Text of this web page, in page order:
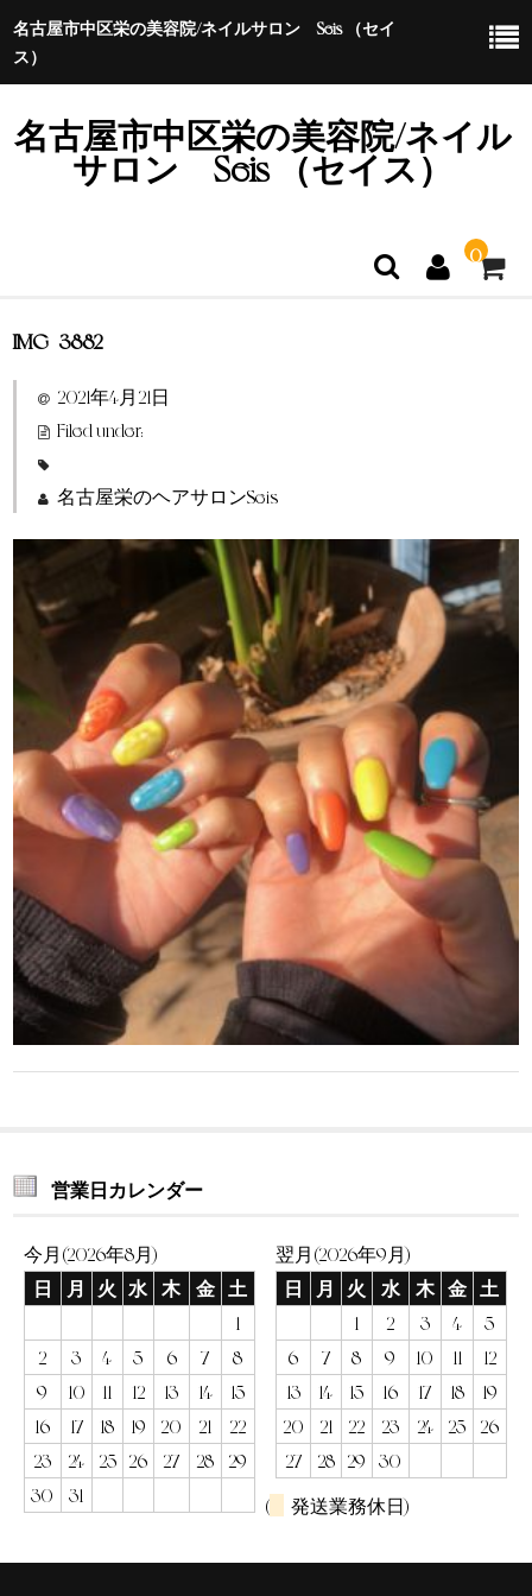
名古屋市中区栄の美容院/ネイルサロン Seis （セイ
ス）
名古屋市中区栄の美容院/ネイル
サロン Seis （セイス）
0
ホーム
特定商取引法に基づく表示
IMG_3882
2021年4月21日
Filed under:
名古屋栄のヘアサロンSeis
営業日カレンダー
今月(2026年8月)
日
月 火 水 木 金
土
1
2
3 4 5 6 7
8
9
10 11 12 13 14
15
16
17 18 19 20 21
22
23
24 25 26 27 28
29
30
31
翌月(2026年9月)
日
月 火 水 木 金
土
1
2 3 4
5
6
7 8 9 10 11
12
13
14 15 16 17 18
19
20
21 22 23 24 25
26
27
28 29
30
(
発送業務休日)